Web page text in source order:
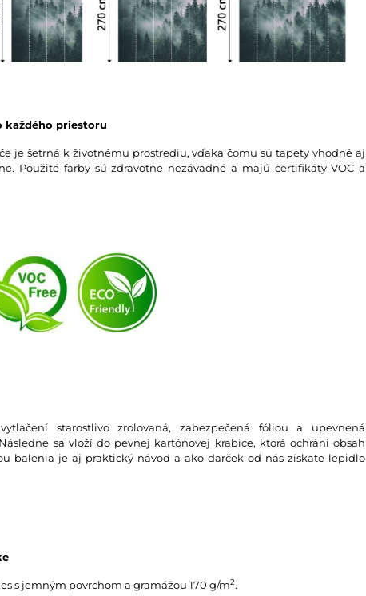
každého priestoru
je šetrná k životnému prostrediu, vďaka čomu sú tapety vhodné aj
Použité farby sú zdravotne nezávadné a majú certifikáty VOC a
starostlivo zrolovaná, zabezpečená fóliou a upevnená
sa vloží do pevnej kartónovej krabice, ktorá ochráni obsah
balenia je aj praktický návod a ako darček od nás získate lepidlo
s jemným povrchom a gramážou 170 g/m2.